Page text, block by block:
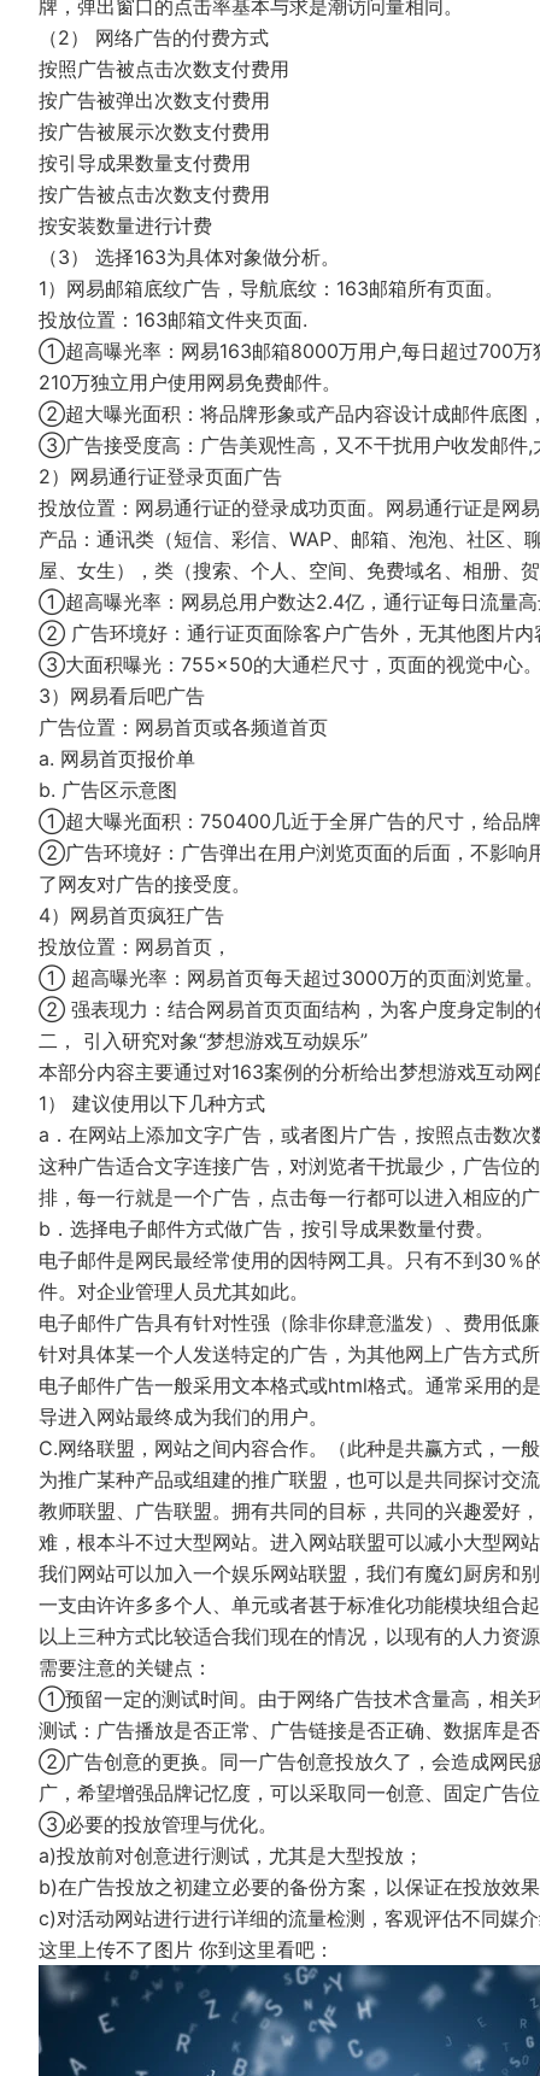
牌，弹出窗口的点击率基本与求是潮访问量相同。
（2） 网络广告的付费方式
按照广告被点击次数支付费用
按广告被弹出次数支付费用
按广告被展示次数支付费用
按引导成果数量支付费用
按广告被点击次数支付费用
按安装数量进行计费
（3） 选择163为具体对象做分析。
1）网易邮箱底纹广告，导航底纹：163邮箱所有页面。
投放位置：163邮箱文件夹页面.
①超高曝光率：网易163邮箱8000万用户,每日超过700万
210万独立用户使用网易免费邮件。
②超大曝光面积：将品牌形象或产品内容设计成邮件底图
③广告接受度高：广告美观性高，又不干扰用户收发邮件,
2）网易通行证登录页面广告
投放位置：网易通行证的登录成功页面。网易通行证是网
产品：通讯类（短信、彩信、WAP、邮箱、泡泡、社区
屋、女生），类（搜索、个人、空间、免费域名、相册、
①超高曝光率：网易总用户数达2.4亿，通行证每日流量
② 广告环境好：通行证页面除客户广告外，无其他图片
③大面积曝光：755×50的大通栏尺寸，页面的视觉中心
3）网易看后吧广告
广告位置：网易首页或各频道首页
a. 网易首页报价单
b. 广告区示意图
①超大曝光面积：750400几近于全屏广告的尺寸，给品
②广告环境好：广告弹出在用户浏览页面的后面，不影响
了网友对广告的接受度。
4）网易首页疯狂广告
投放位置：网易首页，
① 超高曝光率：网易首页每天超过3000万的页面浏览量
② 强表现力：结合网易首页页面结构，为客户度身定制的
二， 引入研究对象“梦想游戏互动娱乐”
本部分内容主要通过对163案例的分析给出梦想游戏互动
1） 建议使用以下几种方式
a．在网站上添加文字广告，或者图片广告，按照点击数次
这种广告适合文字连接广告，对浏览者干扰最少，广告位
排，每一行就是一个广告，点击每一行都可以进入相应的
b．选择电子邮件方式做广告，按引导成果数量付费。
电子邮件是网民最经常使用的因特网工具。只有不到30
件。对企业管理人员尤其如此。
电子邮件广告具有针对性强（除非你肆意滥发）、费用低
针对具体某一个人发送特定的广告，为其他网上广告方式
电子邮件广告一般采用文本格式或html格式。通常采用的
导进入网站最终成为我们的用户。
C.网络联盟，网站之间内容合作。（此种是共赢方式，一
为推广某种产品或组建的推广联盟，也可以是共同探讨交
教师联盟、广告联盟。拥有共同的目标，共同的兴趣爱好
难，根本斗不过大型网站。进入网站联盟可以减小大型网
我们网站可以加入一个娱乐网站联盟，我们有魔幻厨房和
一支由许许多多个人、单元或者甚于标准化功能模块组合
以上三种方式比较适合我们现在的情况，以现有的人力资
需要注意的关键点：
①预留一定的测试时间。由于网络广告技术含量高，相关
测试：广告播放是否正常、广告链接是否正确、数据库是
②广告创意的更换。同一广告创意投放久了，会造成网民
广，希望增强品牌记忆度，可以采取同一创意、固定广告
③必要的投放管理与优化。
a)投放前对创意进行测试，尤其是大型投放；
b)在广告投放之初建立必要的备份方案，以保证在投放效
c)对活动网站进行进行详细的流量检测，客观评估不同媒
这里上传不了图片 你到这里看吧：